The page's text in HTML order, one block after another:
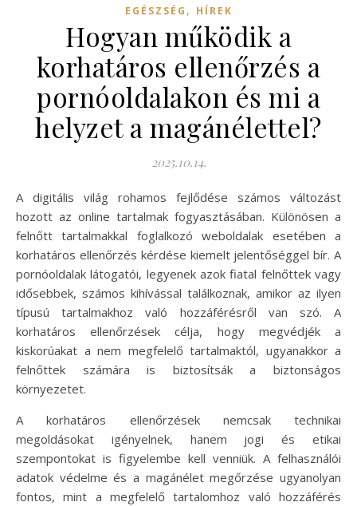
EGÉSZSÉG , HÍREK
Hogyan működik a
korhatáros ellenőrzés a
pornóoldalakon és mi a
helyzet a magánélettel?
2025.10.14.
A digitális világ rohamos fejlődése számos változást
hozott az online tartalmak fogyasztásában. Különösen a
felnőtt tartalmakkal foglalkozó weboldalak esetében a
korhatáros ellenőrzés kérdése kiemelt jelentőséggel bír. A
pornóoldalak látogatói, legyenek azok fiatal felnőttek vagy
idősebbek, számos kihívással találkoznak, amikor az ilyen
típusú tartalmakhoz való hozzáférésről van szó. A
korhatáros ellenőrzések célja, hogy megvédjék a
kiskorúakat a nem megfelelő tartalmaktól, ugyanakkor a
felnőttek számára is biztosítsák a biztonságos
környezetet.
A korhatáros ellenőrzések nemcsak technikai
megoldásokat igényelnek, hanem jogi és etikai
szempontokat is figyelembe kell venniük. A felhasználói
adatok védelme és a magánélet megőrzése ugyanolyan
fontos, mint a megfelelő tartalomhoz való hozzáférés